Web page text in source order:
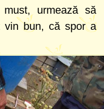
urmează să
vin bun, că spor a